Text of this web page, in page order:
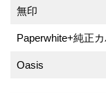
無印
Paperwhite+純正
Oasis